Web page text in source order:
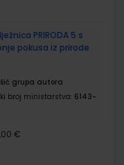
PRIRODA 5 s
pokusa iz prirode
grupa autora
broj ministarstva: 6143-
€